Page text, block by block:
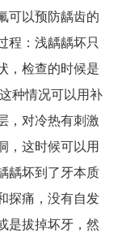
可以预防龋齿的
程：浅龋龋坏只
，检查的时候是
种情况可以用补
，对冷热有刺激
，这时候可以用
龋坏到了牙本质
探痛，没有自发
是拔掉坏牙，然